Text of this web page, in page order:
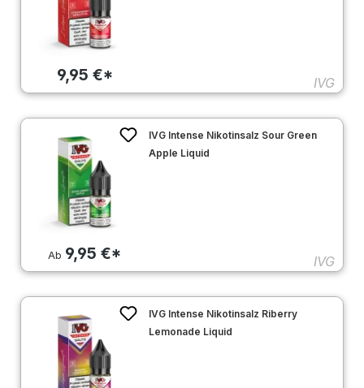
9,95 €* IVG
Ab 9,95 €*
IVG Intense Nikotinsalz Sour Green
Apple Liquid
IVG
IVG Intense Nikotinsalz Riberry
Lemonade Liquid